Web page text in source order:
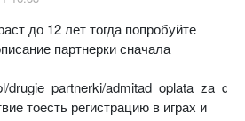
до 12 лет тогда попробуйте
партнерки сначала
drugie_partnerki/
тоесть регистрацию в играх и